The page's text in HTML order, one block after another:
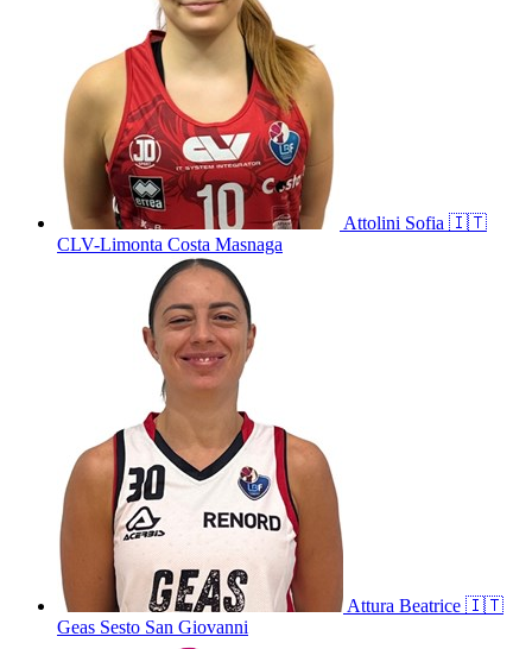
Attolini Sofia 🇮🇹
CLV-Limonta Costa Masnaga
Attura Beatrice 🇮🇹
Geas Sesto San Giovanni